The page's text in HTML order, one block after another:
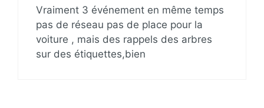
Vraiment 3 événement en même temps
pas de réseau pas de place pour la
voiture , mais des rappels des arbres
sur des étiquettes,bien